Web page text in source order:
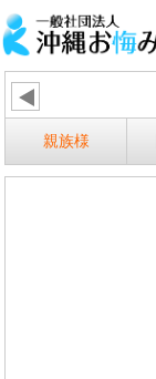
親族様